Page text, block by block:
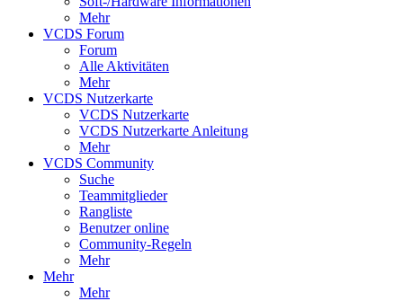
Mehr
VCDS Forum
Forum
Alle Aktivitäten
Mehr
VCDS Nutzerkarte
VCDS Nutzerkarte
VCDS Nutzerkarte Anleitung
Mehr
VCDS Community
Suche
Teammitglieder
Rangliste
Benutzer online
Community-Regeln
Mehr
Mehr
Mehr